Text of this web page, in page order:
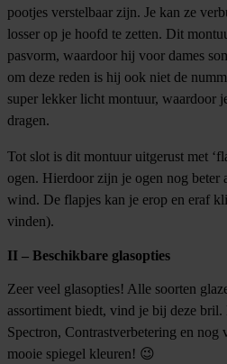
pootjes verstelbaar zijn. Je kan ze
losser op je hoofd te zetten. Dit
pasvorm, waardoor hij voor dames
om deze reden is hij ook niet de
super lekker licht montuur, waardoor
dragen.
Tot slot is dit montuur uitgerust met
ogen. Hierdoor zijn je ogen nog beter
wind. De flapjes kan je erop en eraf
vinden).
II – Beschikbare glasopties
Zeer veel glasopties! Alle soorten
assortiment biedt, vind je bij deze
Spectron, Contrastverbetering en nog
mooie spiegel kleuren! 😉